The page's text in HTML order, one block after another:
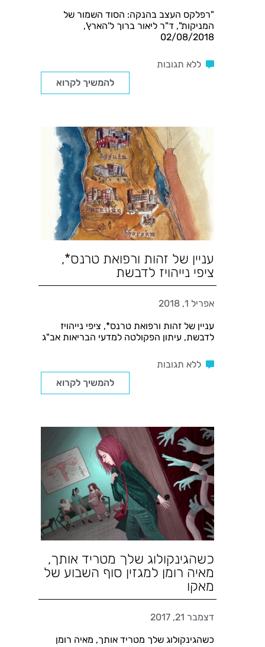
"רפלקס העצב בהנקה: הסוד השמור של
המניקות", ד"ר ליאור ברוך ל'הארץ',
02/08/2018
ללא תגובות
להמשיך לקרוא
עניין של זהות ורפואת טרנס*,
ציפי נייהויז לדבשת
אפריל 1, 2018
עניין של זהות ורפואת טרנס*, ציפי נייהויז
לדבשת, עיתון הפקולטה למדעי הבריאות אב"ג
ללא תגובות
להמשיך לקרוא
כשהגינקולוג שלך מטריד אותך,
מאיה רומן למגזין סוף השבוע של
מאקו
דצמבר 21, 2017
כשהגינקולוג שלך מטריד אותך, מאיה רומן